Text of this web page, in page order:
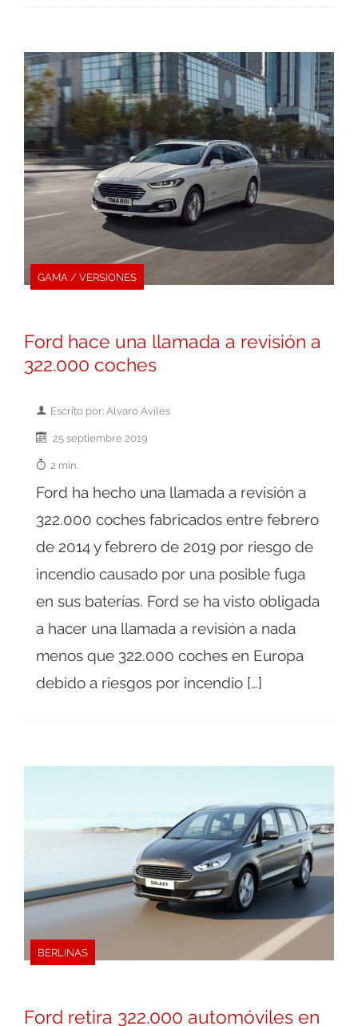
GAMA / VERSIONES
Ford hace una llamada a revisión a
322.000 coches
Escrito por: Alvaro Avilés
25 septiembre 2019
2 min.
Ford ha hecho una llamada a revisión a
322.000 coches fabricados entre febrero
de 2014 y febrero de 2019 por riesgo de
incendio causado por una posible fuga
en sus baterías. Ford se ha visto obligada
a hacer una llamada a revisión a nada
menos que 322.000 coches en Europa
debido a riesgos por incendio […]
BERLINAS
Ford retira 322.000 automóviles en